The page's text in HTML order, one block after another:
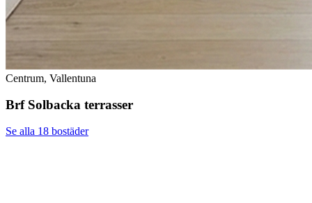
Centrum, Vallentuna
Brf Solbacka terrasser
Se alla 18 bostäder